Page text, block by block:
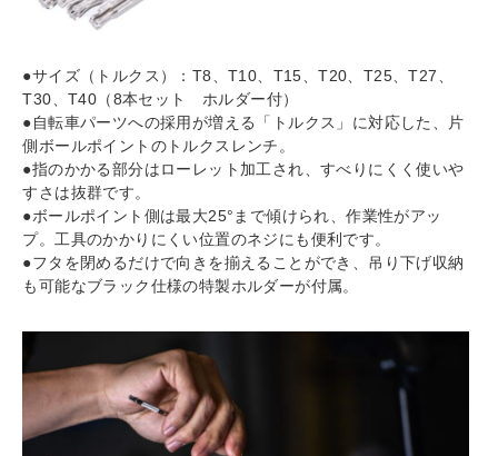
●サイズ（トルクス）：T8、T10、T15、T20、T25、T27、
T30、T40（8本セット ホルダー付）
●自転車パーツへの採用が増える「トルクス」に対応した、片
側ボールポイントのトルクスレンチ。
●指のかかる部分はローレット加工され、すべりにくく使いや
すさは抜群です。
●ボールポイント側は最大25°まで傾けられ、作業性がアッ
プ。工具のかかりにくい位置のネジにも便利です。
●フタを閉めるだけで向きを揃えることができ、吊り下げ収納
も可能なブラック仕様の特製ホルダーが付属。